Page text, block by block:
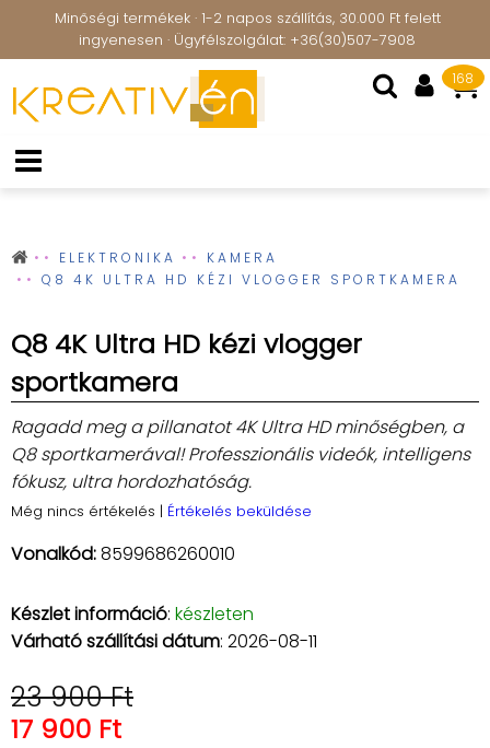
Minőségi termékek · 1-2 napos szállítás, 30.000 Ft felett
ingyenesen · Ügyfélszolgálat: +36(30)507-7908
168
ELEKTRONIKA
KAMERA
Q8 4K ULTRA HD KÉZI VLOGGER SPORTKAMERA
Q8 4K Ultra HD kézi vlogger
sportkamera
Ragadd meg a pillanatot 4K Ultra HD minőségben, a
Q8 sportkamerával! Professzionális videók, intelligens
fókusz, ultra hordozhatóság.
Még nincs értékelés | Értékelés beküldése
Vonalkód:8599686260010
Készlet információ: készleten
Várható szállítási dátum: 2026-08-11
23 900 Ft
17 900 Ft